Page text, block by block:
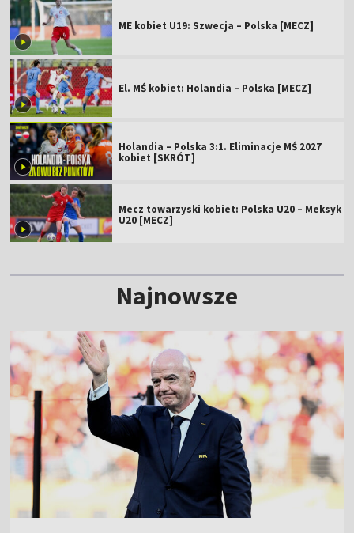
ME kobiet U19: Szwecja – Polska [MECZ]
El. MŚ kobiet: Holandia – Polska [MECZ]
Holandia – Polska 3:1. Eliminacje MŚ 2027
kobiet [SKRÓT]
Mecz towarzyski kobiet: Polska U20 – Meksyk
U20 [MECZ]
Najnowsze